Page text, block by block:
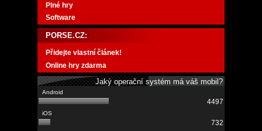
Plné hry
Software
PORSE.CZ:
Přidejte vlastní článek!
Online hry zdarma
Jaký operační systém má váš mobil?
4497
732